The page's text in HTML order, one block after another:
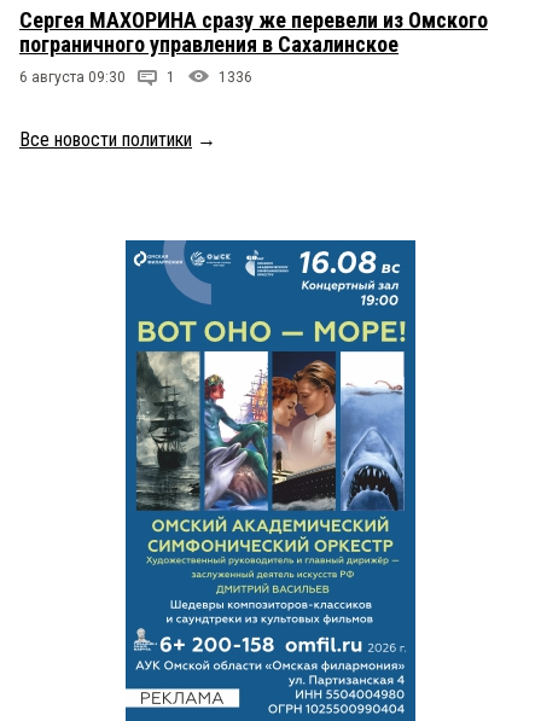
Сергея МАХОРИНА сразу же перевели из Омского
пограничного управления в Сахалинское
6 августа 09:30 1 1336
Все новости политики →